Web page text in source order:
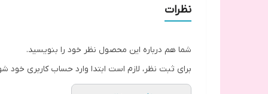
نظرات
شما هم درباره این محصول نظر خود را بنویسید.
برای ثبت نظر، لازم است ابتدا وارد حساب کاربری خود